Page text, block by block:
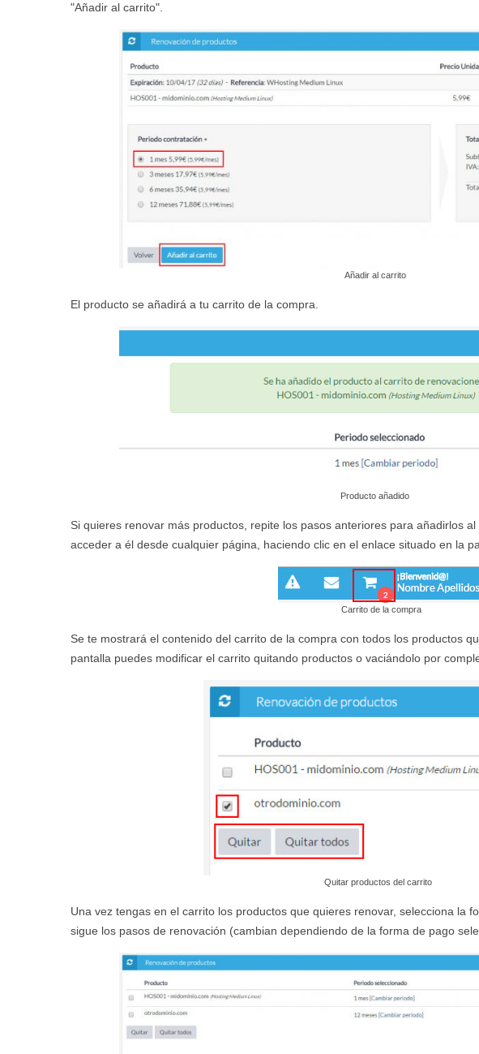
"Añadir al carrito".
Añadir al carrito
El producto se añadirá a tu carrito de la compra.
Producto añadido
Si quieres renovar más productos, repite los pasos anteriores para añadirlos
acceder a él desde cualquier página, haciendo clic en el enlace situado en la
Carrito de la compra
Se te mostrará el contenido del carrito de la compra con todos los productos
pantalla puedes modificar el carrito quitando productos o vaciándolo por
Quitar productos del carrito
Una vez tengas en el carrito los productos que quieres renovar, selecciona la
sigue los pasos de renovación (cambian dependiendo de la forma de pago